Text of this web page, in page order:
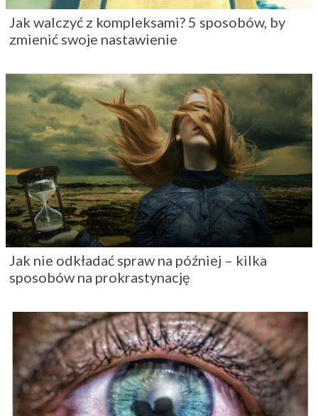
Jak walczyć z kompleksami? 5 sposobów, by
zmienić swoje nastawienie
Jak nie odkładać spraw na później – kilka
sposobów na prokrastynację